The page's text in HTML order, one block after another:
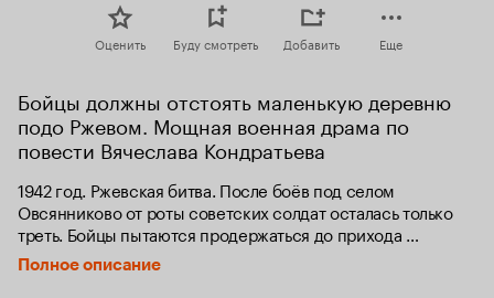
Оценить Буду смотреть Добавить Еще
Бойцы должны отстоять маленькую деревню
подо Ржевом. Мощная военная драма по
повести Вячеслава Кондратьева
1942 год. Ржевская битва. После боёв под селом
Овсянниково от роты советских солдат осталась только
треть. Бойцы пытаются продержаться до прихода
подкрепления. Но из штаба поступает приказ удержать
деревню любой ценой. Значит, отступать нельзя… Каждый
Полное описание